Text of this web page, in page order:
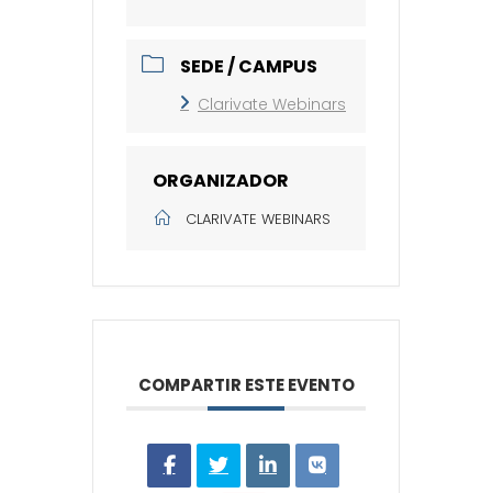
SEDE / CAMPUS
Clarivate Webinars
ORGANIZADOR
CLARIVATE WEBINARS
COMPARTIR ESTE EVENTO